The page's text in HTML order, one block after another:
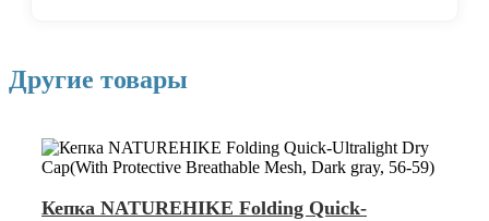
Другие товары
Кепка NATUREHIKE Folding Quick-